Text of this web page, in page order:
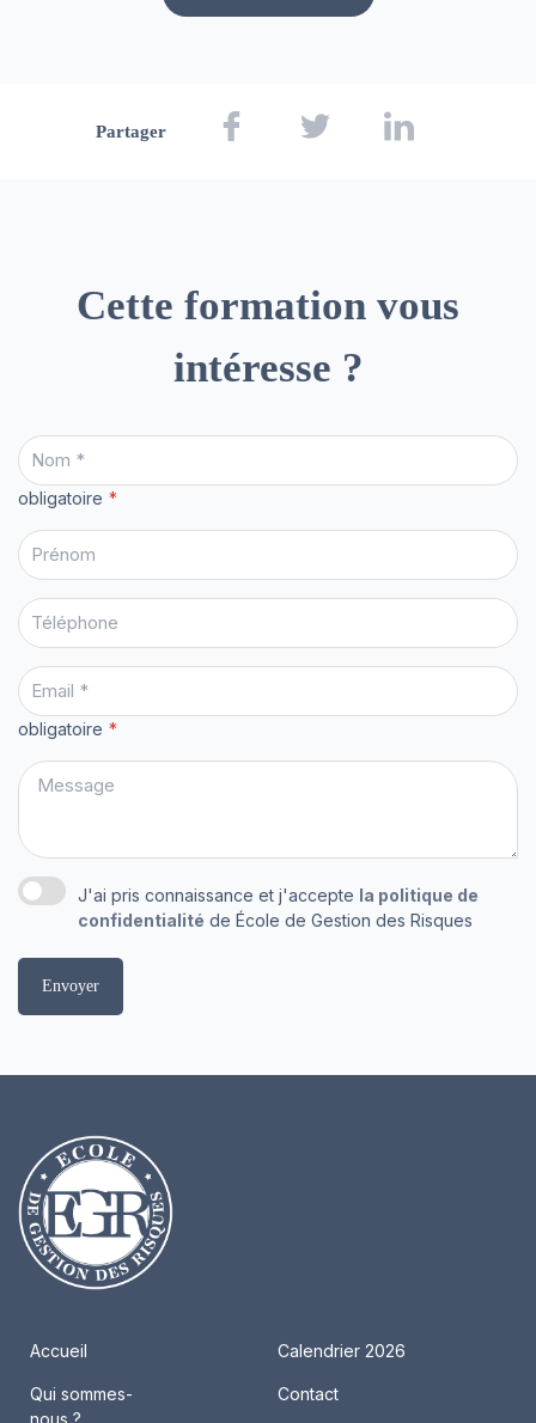
Partager
Cette formation vous
intéresse ?
obligatoire
obligatoire
J'ai pris connaissance et j'accepte la politique de
confidentialité de École de Gestion des Risques
Envoyer
Accueil
Qui sommes-
nous ?
Calendrier 2026
Contact